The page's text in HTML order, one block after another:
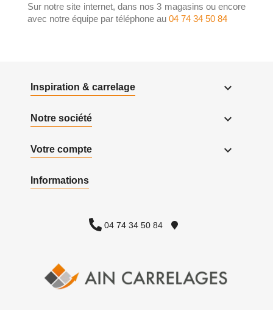
Sur notre site internet, dans nos 3 magasins ou encore
avec notre équipe par téléphone au 04 74 34 50 84
Inspiration & carrelage 
Notre société 
Votre compte 
Informations
04 74 34 50 84